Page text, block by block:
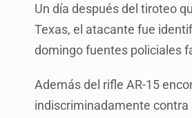
Un día después del tiroteo
Texas, el atacante fue
domingo fuentes policiales
Además del rifle AR-15
indiscriminadamente contra